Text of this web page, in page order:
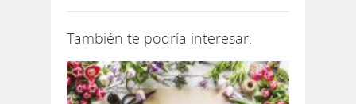
También te podría interesar: